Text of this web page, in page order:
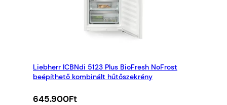
Liebherr ICBNdi 5123 Plus BioFresh NoFrost
beépíthető kombinált hűtőszekrény
645.900Ft